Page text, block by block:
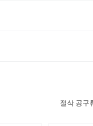
절삭 공구